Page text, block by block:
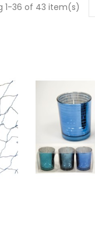
1-36 of 43 item(s)